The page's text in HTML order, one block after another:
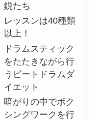
鋭たち
レッスンは40種類
以上！
ドラムスティック
をたたきながら行
うビートドラムダ
イエット
暗がりの中でボク
シングワークを行